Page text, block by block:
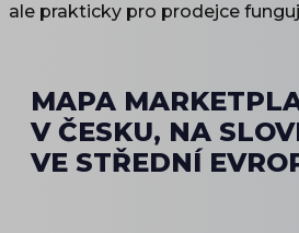
ale prakticky pro prodejce
MAPA
V ČESKU, NA
VE STŘEDNÍ